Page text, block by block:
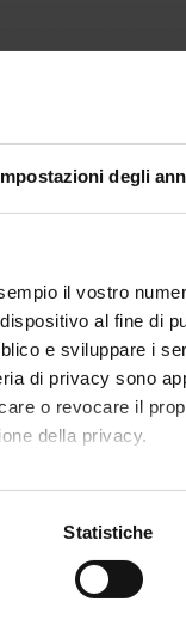
degli
il vostro
al fine di
e sviluppare i
di privacy sono
o revocare il
della privacy.
Statistiche
Settore disciplinare
MED/18-CHIRURGIA
GENERALE